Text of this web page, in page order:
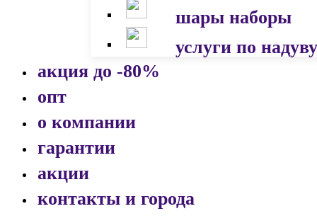
шары наборы
услуги по надуву
акция до -80%
опт
о компании
гарантии
акции
контакты и города